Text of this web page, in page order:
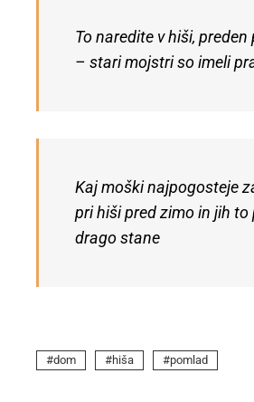
To naredite v hiši, preden
– stari mojstri so imeli
Kaj moški najpogosteje
pri hiši pred zimo in jih to
drago stane
dom hiša pomlad